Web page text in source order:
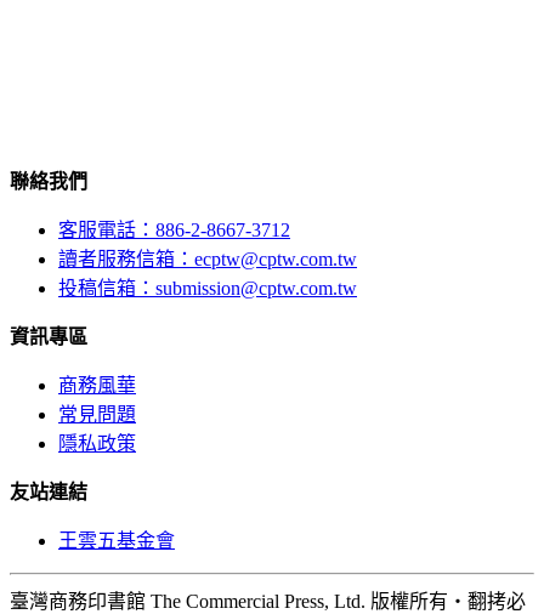
聯絡我們
客服電話：886-2-8667-3712
讀者服務信箱：ecptw@cptw.com.tw
投稿信箱： submission@cptw.com.tw
資訊專區
商務風華
常見問題
隱私政策
友站連結
王雲五基金會
臺灣商務印書館 The Commercial Press, Ltd. 版權所有‧翻拷必